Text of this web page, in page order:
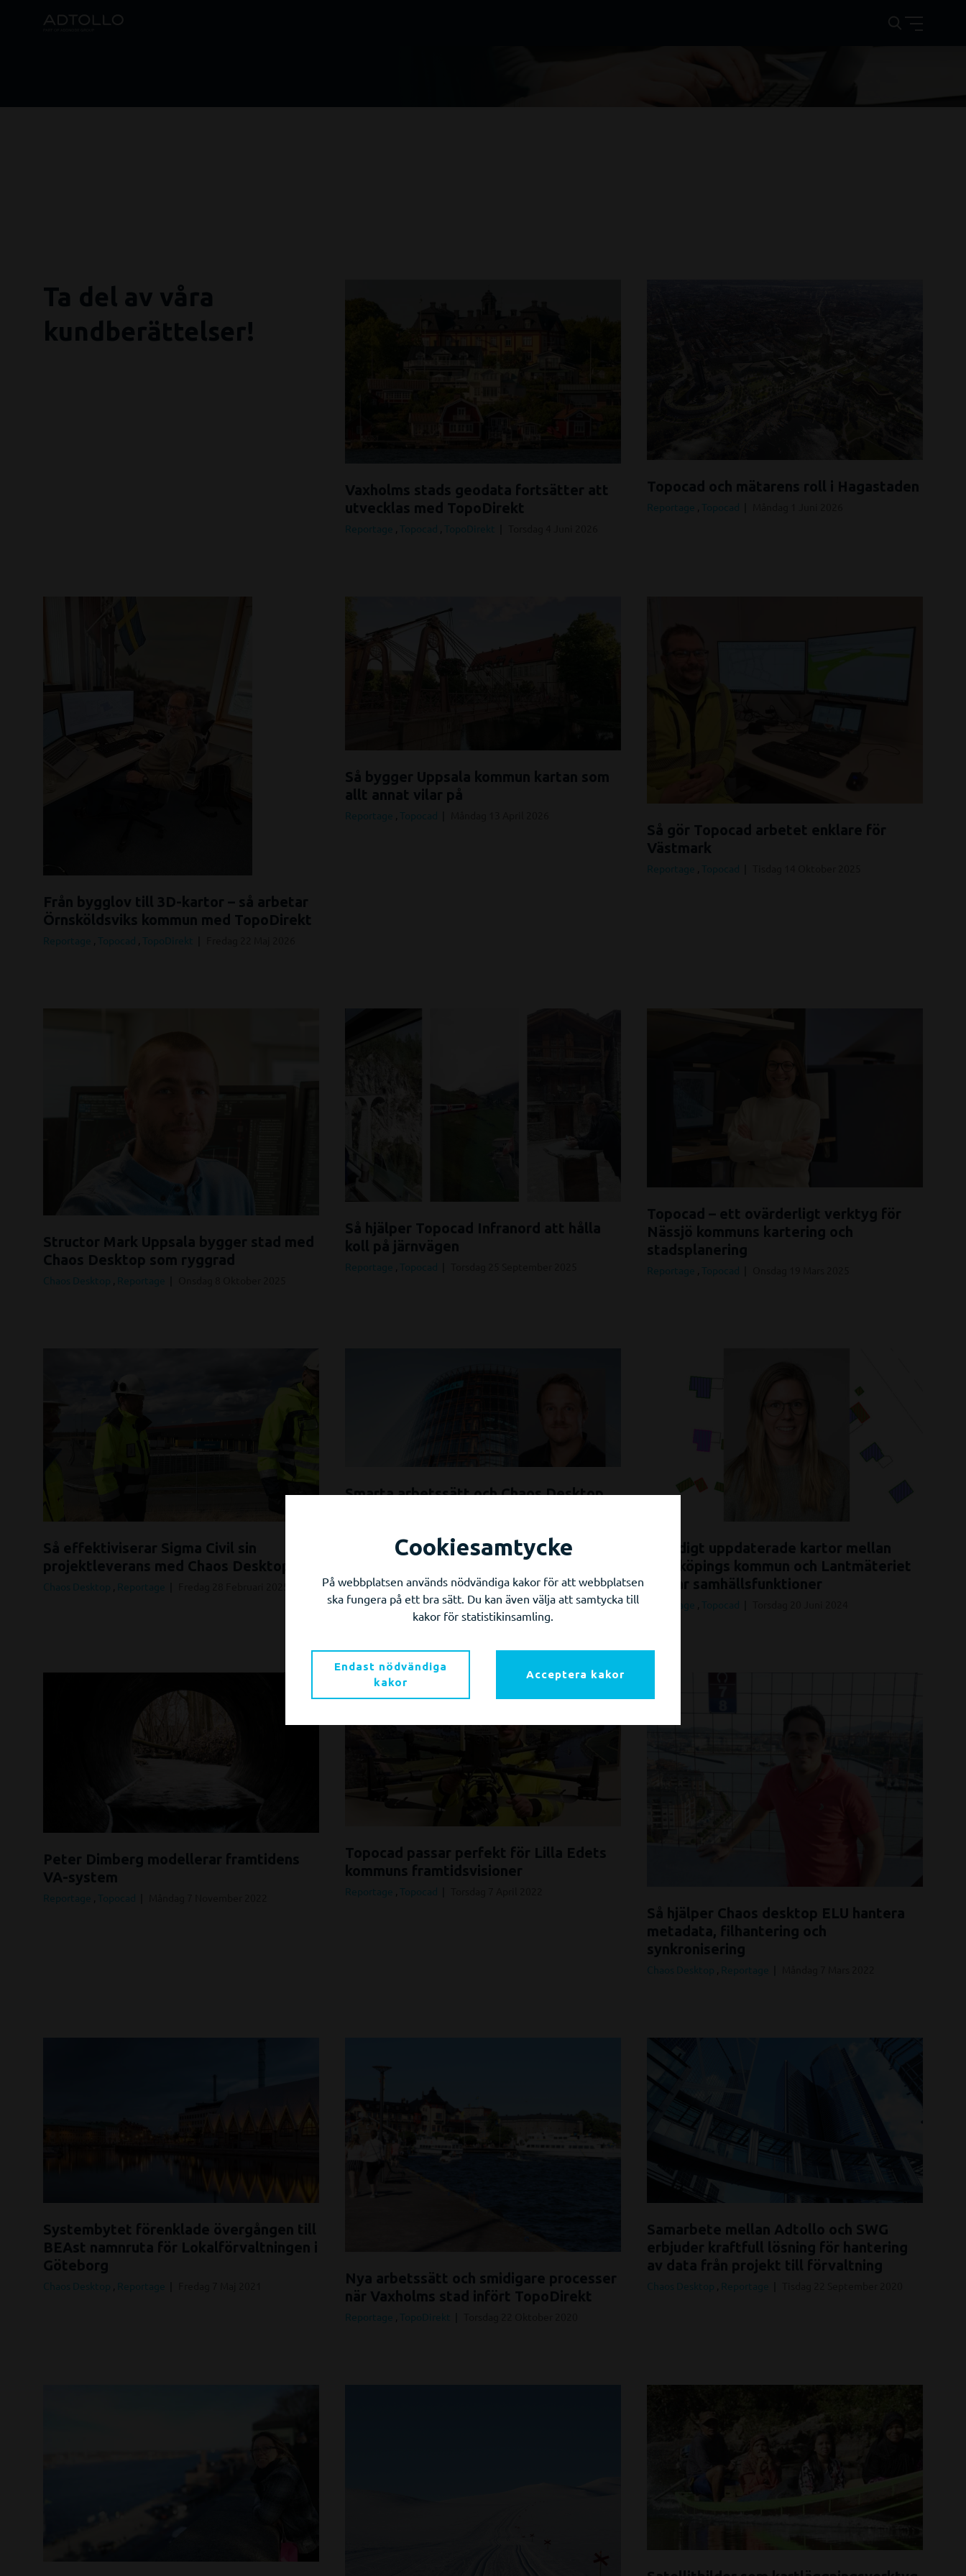
Ta del av våra
kundberättelser!
Vaxholms stads geodata fortsätter att
utvecklas med TopoDirekt
Reportage Topocad TopoDirekt
Topocad och mätarens roll i Hagastaden
Reportage Topocad
Från bygglov till 3D-kartor – så arbetar
Örnsköldsviks kommun med TopoDirekt
Reportage Topocad TopoDirekt
Så bygger Uppsala kommun kartan som
allt annat vilar på
Reportage Topocad
Så gör Topocad arbetet enklare för
Västmark
Reportage Topocad
Structor Mark Uppsala bygger stad med
Chaos Desktop som ryggrad
Chaos Desktop Reportage
Så hjälper Topocad Infranord att hålla
koll på järnvägen
Reportage Topocad
Topocad – ett ovärderligt verktyg för
Nässjö kommuns kartering och
stadsplanering
Reportage Topocad
Så effektiviserar Sigma Civil sin
projektleverans med Chaos Desktop
Chaos Desktop Reportage
Smarta arbetssätt och Chaos Desktop
Chaos Desktop,Reportage Tisdag 26 November 2024
Ständigt uppdaterade kartor mellan
Norrköpings kommun och Lantmäteriet
säkrar samhällsfunktioner
Reportage Topocad
Peter Dimberg modellerar framtidens
VA-system
Reportage Topocad
Topocad passar perfekt för Lilla Edets
kommuns framtidsvisioner
Reportage Topocad
Så hjälper Chaos desktop ELU hantera
metadata, filhantering och
synkronisering
Chaos Desktop Reportage
Systembytet förenklade övergången till
BEAst namnruta för Lokalförvaltningen i
Göteborg
Chaos Desktop Reportage
Nya arbetssätt och smidigare processer
när Vaxholms stad infört TopoDirekt
Reportage TopoDirekt
Samarbete mellan Adtollo och SWG
erbjuder kraftfull lösning för hantering
av data från projekt till förvaltning
Chaos Desktop Reportage
Cookiesamtycke
På webbplatsen används nödvändiga kakor för att webbplatsen
ska fungera på ett bra sätt. Du kan även välja att samtycka till
kakor för statistikinsamling.
Endast nödvändiga
kakor
Acceptera kakor